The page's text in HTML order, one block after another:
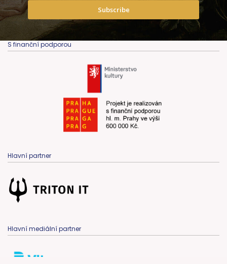
Subscribe
S finanční podporou
Hlavní partner
Hlavní mediální partner